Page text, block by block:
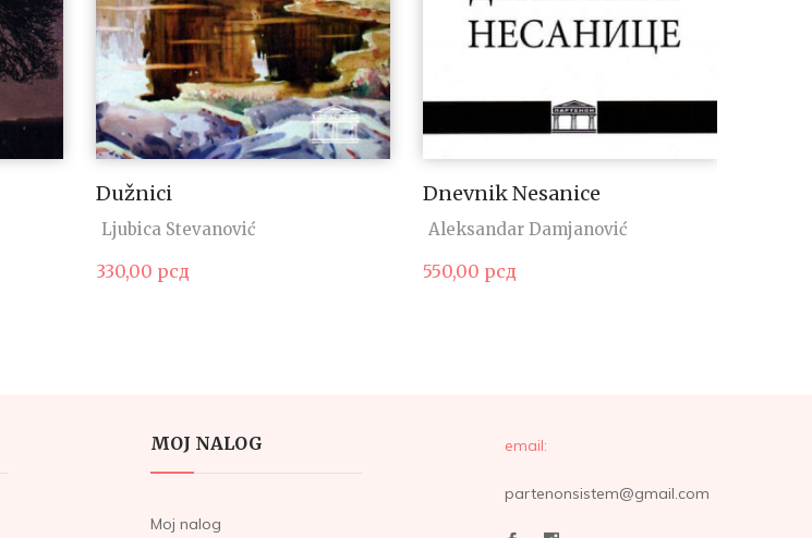
Dužnici
Ljubica Stevanović
330,00 рсд
Dnevnik Nesanice
Aleksandar Damjanović
550,00 рсд
MOJ NALOG
Moj nalog
email:
partenonsistem@gmail.com